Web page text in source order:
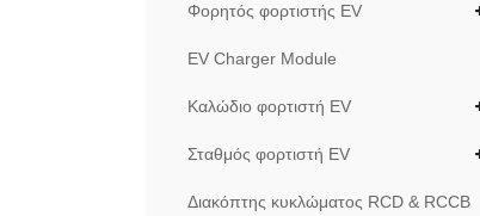
Φορητός φορτιστής EV
EV Charger Module
Καλώδιο φορτιστή EV
Σταθμός φορτιστή EV
Διακόπτης κυκλώματος RCD & RCCB